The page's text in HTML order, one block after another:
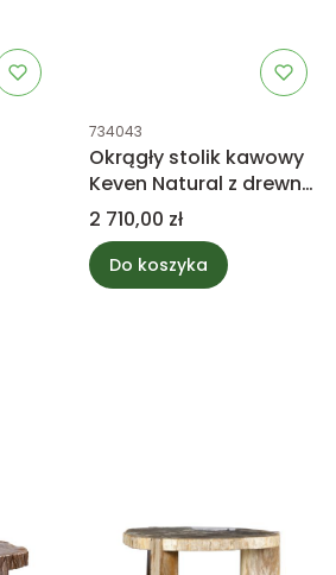
Kod produktu
734043
Okrągły stolik kawowy
Keven Natural z drewna
mango PTMD
Collection
Cena
2 710,00 zł
Do koszyka